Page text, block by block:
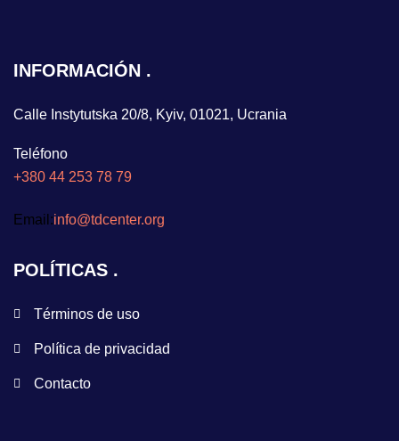
INFORMACIÓN
Calle Instytutska 20/8, Kyiv, 01021, Ucrania
Teléfono
+380 44 253 78 79
Email:info@tdcenter.org
POLÍTICAS
Términos de uso
Política de privacidad
Contacto